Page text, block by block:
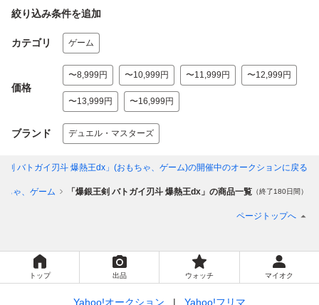
絞り込み条件を追加
カテゴリ ゲーム
価格
〜8,999円 〜10,999円 〜11,999円 〜12,999円
〜13,999円 〜16,999円
ブランド デュエル・マスターズ
剣 バトガイ刃斗 爆熱王dx」(おもちゃ、ゲーム)の開催中のオークションに戻る
ちゃ、ゲーム 「爆銀王剣 バトガイ刃斗 爆熱王dx」の商品一覧 （終了180日間）
ページトップへ
トップ 出品 ウォッチ マイオク
Yahoo!オークション Yahoo!フリマ